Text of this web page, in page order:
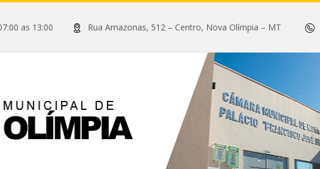
07:00 as 13:00 Rua Amazonas, 512 – Centro, Nova Olímpia – MT